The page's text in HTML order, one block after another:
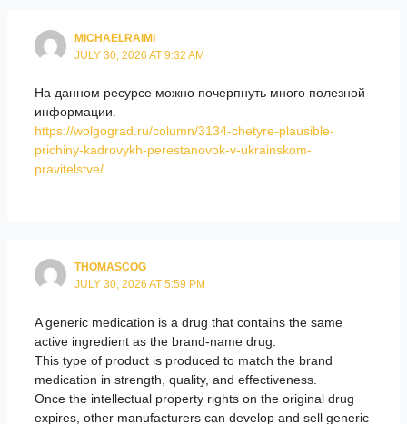
MICHAELRAIMI
JULY 30, 2026 AT 9:32 AM
На данном ресурсе можно почерпнуть много полезной
информации.
https://wolgograd.ru/column/3134-chetyre-plausible-
prichiny-kadrovykh-perestanovok-v-ukrainskom-
pravitelstve/
THOMASCOG
JULY 30, 2026 AT 5:59 PM
A generic medication is a drug that contains the same
active ingredient as the brand-name drug.
This type of product is produced to match the brand
medication in strength, quality, and effectiveness.
Once the intellectual property rights on the original drug
expires, other manufacturers can develop and sell generic